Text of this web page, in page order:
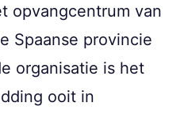
opvangcentrum van
Spaanse provincie
organisatie is het
ooit in